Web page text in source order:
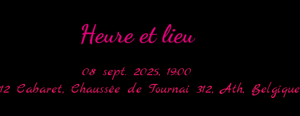
Heure et lieu
08 sept. 2025, 19:00
Cabaret, Chaussée de Tournai 312, Ath, Belgique